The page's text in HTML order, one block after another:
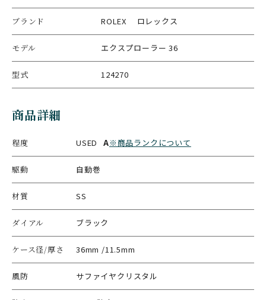
ブランド ROLEX ロレックス
モデル エクスプローラー 36
型式 124270
商品詳細
程度 USED A※商品ランクについて
駆動 自動巻
材質 SS
ダイアル ブラック
ケース径/厚さ 36mm /11.5mm
風防 サファイヤクリスタル